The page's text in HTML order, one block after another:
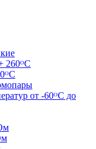
260ᴼС
от -60ᴼC до